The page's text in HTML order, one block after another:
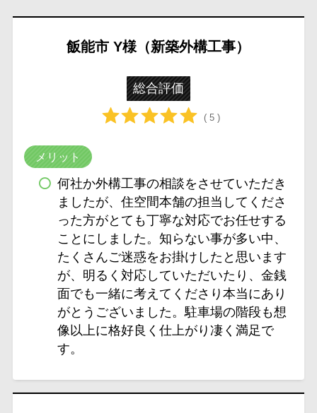
飯能市 Y様（新築外構工事）
総合評価
( 5 )
メリット
何社か外構工事の相談をさせていただき
ましたが、住空間本舗の担当してくださ
った方がとても丁寧な対応でお任せする
ことにしました。知らない事が多い中、
たくさんご迷惑をお掛けしたと思います
が、明るく対応していただいたり、金銭
面でも一緒に考えてくださり本当にあり
がとうございました。駐車場の階段も想
像以上に格好良く仕上がり凄く満足で
す。